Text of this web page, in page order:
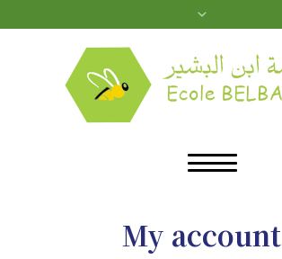
My account